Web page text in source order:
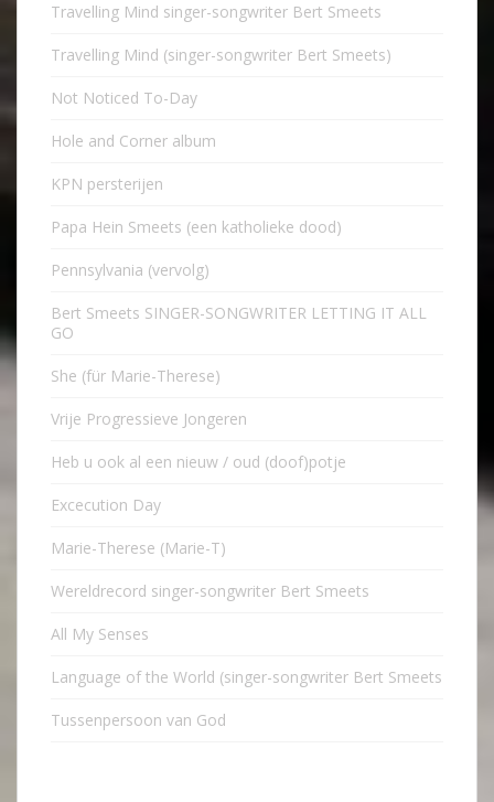
Travelling Mind singer-songwriter Bert Smeets
Travelling Mind (singer-songwriter Bert Smeets)
Not Noticed To-Day
Hole and Corner album
KPN persterijen
Papa Hein Smeets (een katholieke dood)
Pennsylvania (vervolg)
Bert Smeets SINGER-SONGWRITER LETTING IT ALL
GO
She (für Marie-Therese)
Vrije Progressieve Jongeren
Heb u ook al een nieuw / oud (doof)potje
Excecution Day
Marie-Therese (Marie-T)
Wereldrecord singer-songwriter Bert Smeets
All My Senses
Language of the World (singer-songwriter Bert Smeets
Tussenpersoon van God